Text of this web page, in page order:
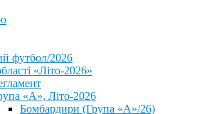
футбол/2026
«Літо-2026»
«А», Літо-2026
Бомбардири (Група «А»/26)